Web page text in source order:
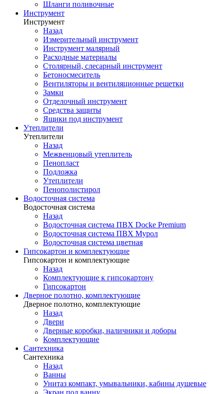
Шланги поливочные
Инструмент
Инструмент
Назад
Измерительный инструмент
Инструмент малярный
Расходные материалы
Столярный, слесарный инструмент
Бетоносмеситель
Вентиляторы и вентиляционные решетки
Замки
Отделочный инструмент
Средства защиты
Ящики под инструмент
Утеплители
Утеплители
Назад
Межвенцовый утеплитель
Пенопласт
Подложка
Утеплители
Пенополистирол
Водосточная система
Водосточная система
Назад
Водосточная система ПВХ Docke Premium
Водосточная система ПВХ Мурол
Водосточная система цветная
Гипсокартон и комплектующие
Гипсокартон и комплектующие
Назад
Комплектующие к гипсокартону
Гипсокартон
Дверное полотно, комплектующие
Дверное полотно, комплектующие
Назад
Двери
Дверные коробки, наличники и доборы
Комплектующие
Сантехника
Сантехника
Назад
Ванны
Унитаз компакт, умывальники, кабины душевые
Экран под ванну